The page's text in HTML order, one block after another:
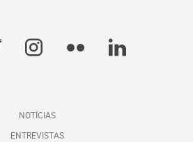
NOTÍCIAS
ENTREVISTAS